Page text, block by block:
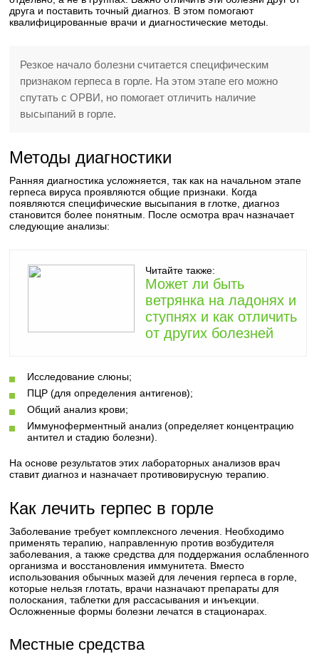
друга и поставить точный диагноз. В этом помогают
квалифицированные врачи и диагностические методы.
Резкое начало болезни считается специфическим
признаком герпеса в горле. На этом этапе его можно
спутать с ОРВИ, но помогает отличить наличие
высыпаний в горле.
Методы диагностики
Ранняя диагностика усложняется, так как на начальном этапе
герпеса вируса проявляются общие признаки. Когда
появляются специфические высыпания в глотке, диагноз
становится более понятным. После осмотра врач назначает
следующие анализы:
Читайте также:
Может ли быть
ветрянка на ладонях и
ступнях и как отличить
от других болезней
Исследование слюны;
ПЦР (для определения антигенов);
Общий анализ крови;
Иммуноферментный анализ (определяет концентрацию
антител и стадию болезни).
На основе результатов этих лабораторных анализов врач
ставит диагноз и назначает противовирусную терапию.
Как лечить герпес в горле
Заболевание требует комплексного лечения. Необходимо
применять терапию, направленную против возбудителя
заболевания, а также средства для поддержания ослабленного
организма и восстановления иммунитета. Вместо
использования обычных мазей для лечения герпеса в горле,
которые нельзя глотать, врачи назначают препараты для
полоскания, таблетки для рассасывания и инъекции.
Осложненные формы болезни лечатся в стационарах.
Местные средства